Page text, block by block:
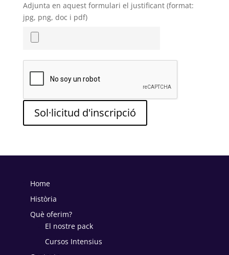
Adjunta en aquest formulari el justificant (format:
jpg, png, doc i pdf)
Sol·licitud d'inscripció
Home
Història
Què oferim?
El nostre pack
Cursos Intensius